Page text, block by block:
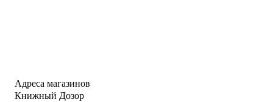
Адреса магазинов
Книжный Дозор